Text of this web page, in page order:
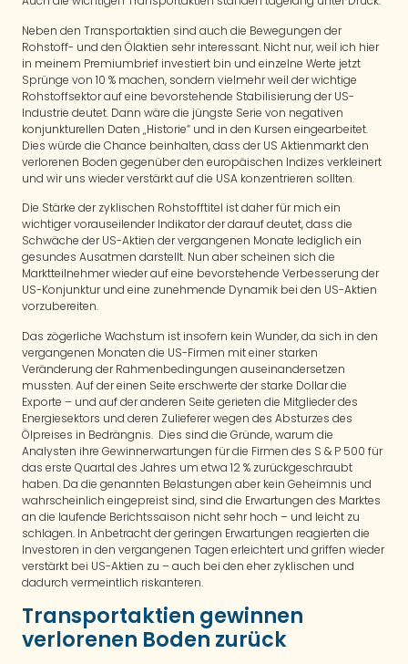
Neben den Transportaktien sind auch die Bewegungen der
Rohstoff- und den Ölaktien sehr interessant. Nicht nur, weil ich hier
in meinem Premiumbrief investiert bin und einzelne Werte jetzt
Sprünge von 10 % machen, sondern vielmehr weil der wichtige
Rohstoffsektor auf eine bevorstehende Stabilisierung der US-
Industrie deutet. Dann wäre die jüngste Serie von negativen
konjunkturellen Daten „Historie“ und in den Kursen eingearbeitet.
Dies würde die Chance beinhalten, dass der US Aktienmarkt den
verlorenen Boden gegenüber den europäischen Indizes verkleinert
und wir uns wieder verstärkt auf die USA konzentrieren sollten.
Die Stärke der zyklischen Rohstofftitel ist daher für mich ein
wichtiger vorauseilender Indikator der darauf deutet, dass die
Schwäche der US-Aktien der vergangenen Monate lediglich ein
gesundes Ausatmen darstellt. Nun aber scheinen sich die
Marktteilnehmer wieder auf eine bevorstehende Verbesserung der
US-Konjunktur und eine zunehmende Dynamik bei den US-Aktien
vorzubereiten.
Das zögerliche Wachstum ist insofern kein Wunder, da sich in den
vergangenen Monaten die US-Firmen mit einer starken
Veränderung der Rahmenbedingungen auseinandersetzen
mussten. Auf der einen Seite erschwerte der starke Dollar die
Exporte – und auf der anderen Seite gerieten die Mitglieder des
Energiesektors und deren Zulieferer wegen des Absturzes des
Ölpreises in Bedrängnis. Dies sind die Gründe, warum die
Analysten ihre Gewinnerwartungen für die Firmen des S & P 500 für
das erste Quartal des Jahres um etwa 12 % zurückgeschraubt
haben. Da die genannten Belastungen aber kein Geheimnis und
wahrscheinlich eingepreist sind, sind die Erwartungen des Marktes
an die laufende Berichtssaison nicht sehr hoch – und leicht zu
schlagen. In Anbetracht der geringen Erwartungen reagierten die
Investoren in den vergangenen Tagen erleichtert und griffen wieder
verstärkt bei US-Aktien zu – auch bei den eher zyklischen und
dadurch vermeintlich riskanteren.
Transportaktien gewinnen
verlorenen Boden zurück